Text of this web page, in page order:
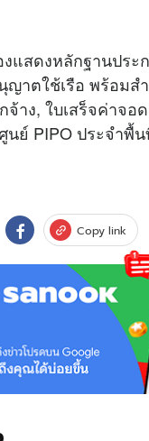
แสดงหลักฐานปร
ญาตใช้เรือ พร้อม
าง, ใบเสร็จค่าจอ
นย์ PIPO ประจำพื้
Copy link